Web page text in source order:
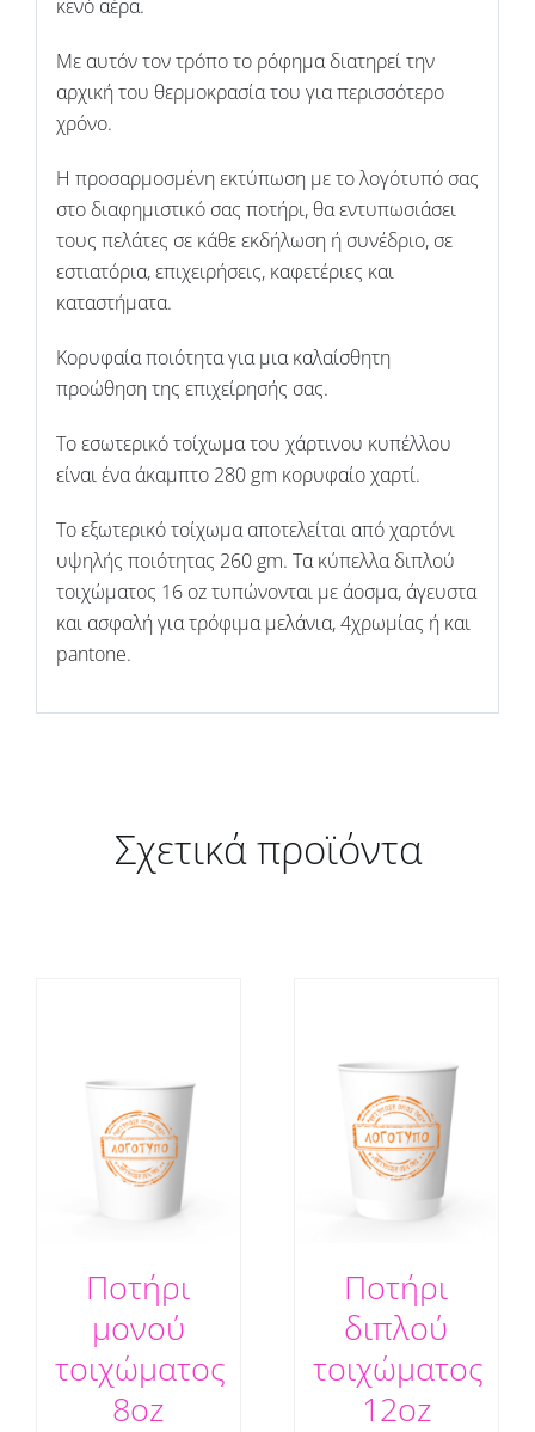
κενό αέρα.
Με αυτόν τον τρόπο το ρόφημα διατηρεί την
αρχική του θερμοκρασία του για περισσότερο
χρόνο.
Η προσαρμοσμένη εκτύπωση με το λογότυπό σας
στο διαφημιστικό σας ποτήρι, θα εντυπωσιάσει
τους πελάτες σε κάθε εκδήλωση ή συνέδριο, σε
εστιατόρια, επιχειρήσεις, καφετέριες και
καταστήματα.
Κορυφαία ποιότητα για μια καλαίσθητη
προώθηση της επιχείρησής σας.
Το εσωτερικό τοίχωμα του χάρτινου κυπέλλου
είναι ένα άκαμπτο 280 gm κορυφαίο χαρτί.
Το εξωτερικό τοίχωμα αποτελείται από χαρτόνι
υψηλής ποιότητας 260 gm. Τα κύπελλα διπλού
τοιχώματος 16 oz τυπώνονται με άοσμα, άγευστα
και ασφαλή για τρόφιμα μελάνια, 4χρωμίας ή και
pantone.
Σχετικά προϊόντα
Ποτήρι
μονού
τοιχώματος
8oz
Ποτήρι
διπλού
τοιχώματος
12oz